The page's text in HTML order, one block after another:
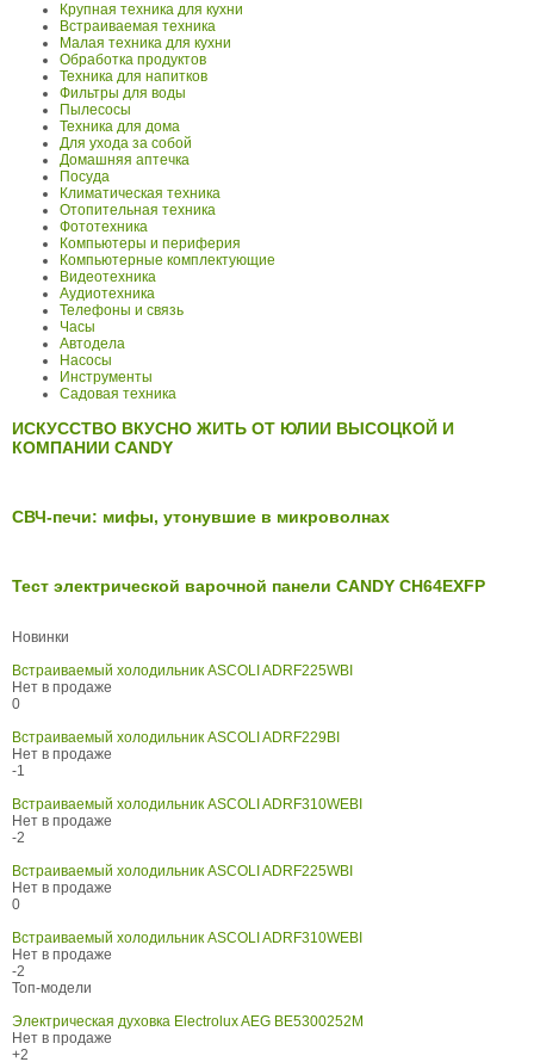
Крупная техника для кухни
Встраиваемая техника
Малая техника для кухни
Обработка продуктов
Техника для напитков
Фильтры для воды
Пылесосы
Техника для дома
Для ухода за собой
Домашняя аптечка
Посуда
Климатическая техника
Отопительная техника
Фототехника
Компьютеры и периферия
Компьютерные комплектующие
Видеотехника
Аудиотехника
Телефоны и связь
Часы
Автодела
Насосы
Инструменты
Садовая техника
ИСКУССТВО ВКУСНО ЖИТЬ ОТ ЮЛИИ ВЫСОЦКОЙ И
КОМПАНИИ CANDY
СВЧ-печи: мифы, утонувшие в микроволнах
Тест электрической варочной панели CANDY CH64EXFP
Новинки
Встраиваемый холодильник ASCOLI ADRF225WBI
Нет в продаже
0
Встраиваемый холодильник ASCOLI ADRF229BI
Нет в продаже
-1
Встраиваемый холодильник ASCOLI ADRF310WEBI
Нет в продаже
-2
Встраиваемый холодильник ASCOLI ADRF225WBI
Нет в продаже
0
Встраиваемый холодильник ASCOLI ADRF310WEBI
Нет в продаже
-2
Топ-модели
Электрическая духовка Electrolux AEG BE5300252M
Нет в продаже
+2